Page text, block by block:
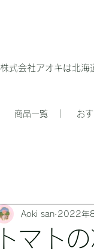
株式会社アオキは北
商品一覧 ｜ お
トマト
Aoki san 2022年